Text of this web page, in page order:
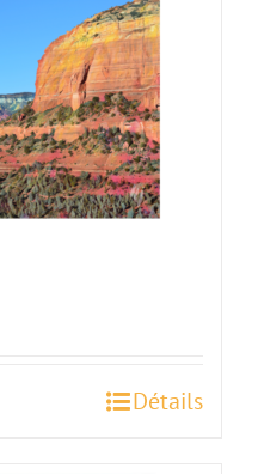
Détails